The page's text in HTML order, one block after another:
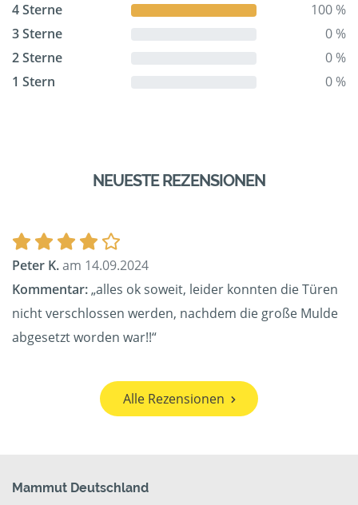
4 Sterne
100 %
3 Sterne
0 %
2 Sterne
0 %
1 Stern
0 %
NEUESTE REZENSIONEN
Peter K.am 14.09.2024
Kommentar:„alles ok soweit, leider konnten die Türen
nicht verschlossen werden, nachdem die große Mulde
abgesetzt worden war!!“
Alle Rezensionen
Mammut Deutschland